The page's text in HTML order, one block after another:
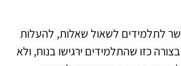
לתלמידים לשאול שאלות, להעלות
כזו שהתלמידים ירגישו בנוח, ולא